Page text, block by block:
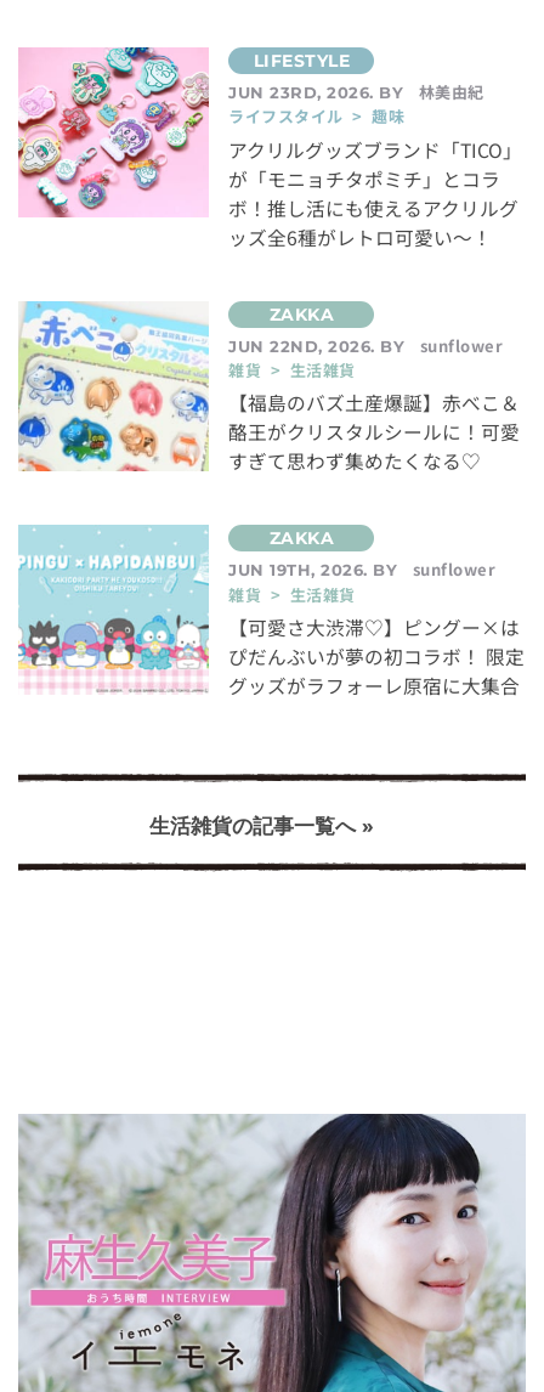
JUN 23RD, 2026. BY
林美由紀
ライフスタイル > 趣味
アクリルグッズブランド「TICO」
が「モニョチタポミチ」とコラ
ボ！推し活にも使えるアクリルグ
ッズ全6種がレトロ可愛い～！
JUN 22ND, 2026. BY
sunflower
雑貨 > 生活雑貨
【福島のバズ土産爆誕】赤べこ＆
酪王がクリスタルシールに！可愛
すぎて思わず集めたくなる♡
JUN 19TH, 2026. BY
sunflower
雑貨 > 生活雑貨
【可愛さ大渋滞♡】ピングー×は
ぴだんぶいが夢の初コラボ！ 限定
グッズがラフォーレ原宿に大集合
生活雑貨の記事一覧へ »